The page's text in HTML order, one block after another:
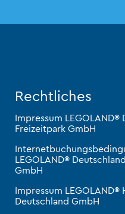
Rechtliches
Impressum LEGOLAND®
Freizeitpark GmbH
LEGOLAND®
GmbH
Impressum LEGOLAND®
Deutschland GmbH